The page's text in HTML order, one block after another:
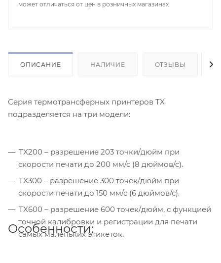
может отличаться от цен в розничных магазинах
ОПИСАНИЕ НАЛИЧИЕ ОТЗЫВЫ
Серия термотрансферных принтеров TX
подразделяется на три модели:
TX200 – разрешение 203 точки/дюйм при
скорости печати до 200 мм/с (8 дюймов/с).
TX300 – разрешение 300 точек/дюйм при
скорости печати до 150 мм/с (6 дюймов/с).
TX600 – разрешение 600 точек/дюйм, с функцией
точной калибровки и регистрации для печати
самых маленьких этикеток.
Особенности: